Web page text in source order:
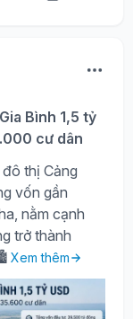
Bình 1,5 tỷ
cư dân
thị Cảng
vốn gần
nằm cạnh
trở thành
Xem thêm